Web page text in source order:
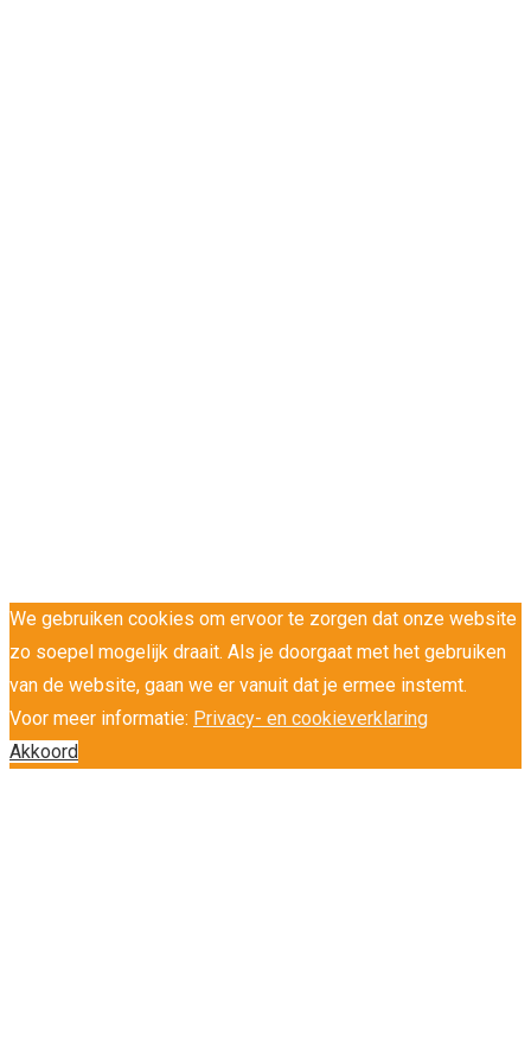
We gebruiken cookies om ervoor te zorgen dat onze website
zo soepel mogelijk draait. Als je doorgaat met het gebruiken
van de website, gaan we er vanuit dat je ermee instemt.
Voor meer informatie: Privacy- en cookieverklaring
Akkoord